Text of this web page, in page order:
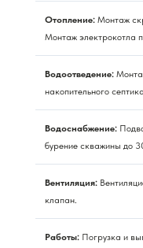
Отопление: Монтаж
Монтаж электрокотла
Водоотведение:
накопительного
Водоснабжение:
бурение скважины до
Вентиляция:
клапан.
Работы: Погрузка и